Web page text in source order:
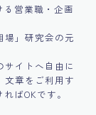
る営業職・企画
場」研究会の元
イトへ自由に
文章をご利用す
ばOKです。